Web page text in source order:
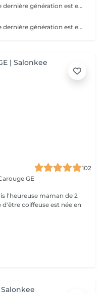
Le laser Diode haute performance dernière génération est enfin disponible. Une technologie de pointe pour - une peau plus lisse - des résultats visibles dès les premières séances - convient à tous les types de peaux - confort renforcé par un système de refroidissement avancé - adaptés aux hommes et aux femmes Une solution efficace, rapide et confortable pour dire adieu aux poils durablement.
Le laser Diode haute performance dernière génération est enfin disponible. Une technologie de pointe pour - une peau plus lisse - des résultats visibles dès les premières séances - convient à tous les types de peaux - confort renforcé par un système de refroidissement avancé - adaptés aux hommes et aux femmes Une solution efficace, rapide et confortable pour dire adieu aux poils durablement.
102
GE
l'heureuse maman de 2
coiffeuse est née en